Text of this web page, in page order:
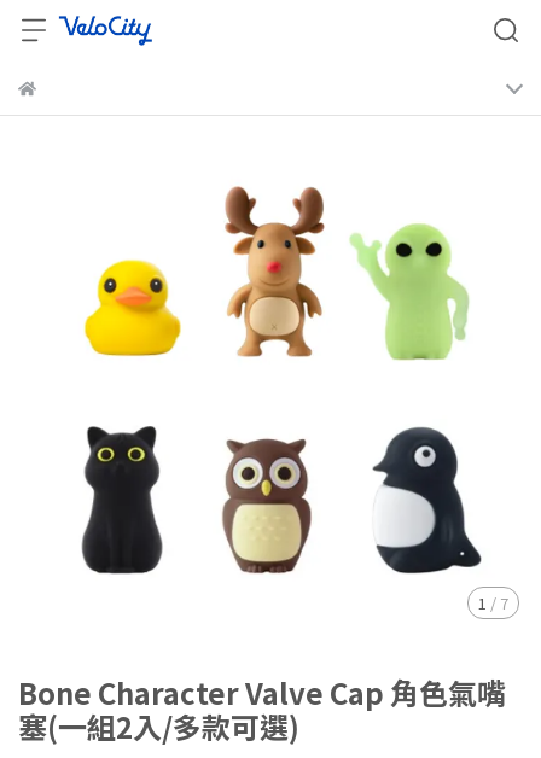
1 / 7
Bone Character Valve Cap 角色氣嘴
塞(一組2入/多款可選)